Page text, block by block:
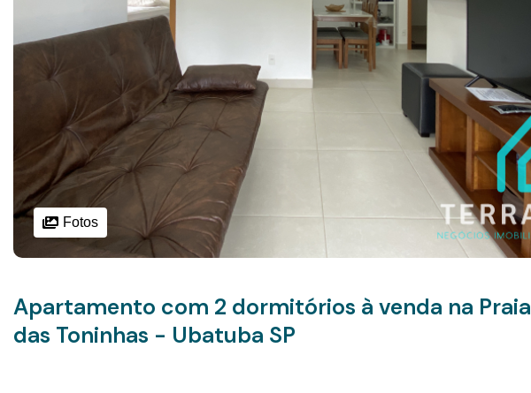
Fotos
Apartamento com 2 dormitórios à venda na Praia
das Toninhas - Ubatuba SP